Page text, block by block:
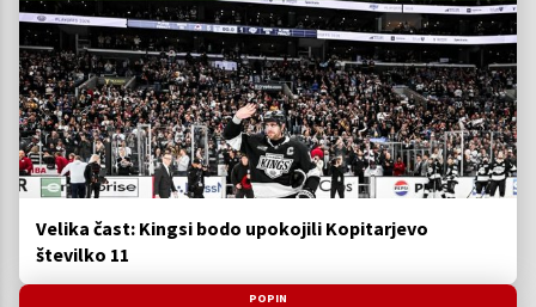
Velika čast: Kingsi bodo upokojili Kopitarjevo
številko 11
POPIN